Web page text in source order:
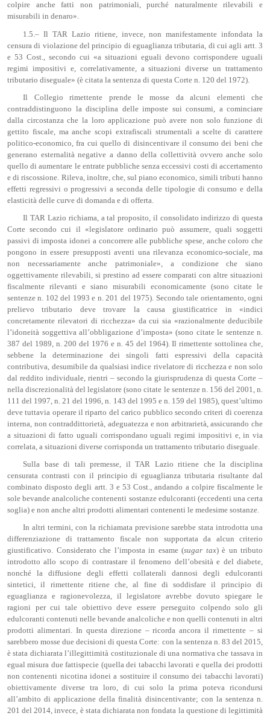
colpire anche fatti non patrimoniali, purché naturalmente rilevabili e
misurabili in denaro».
1.5.– Il TAR Lazio ritiene, invece, non manifestamente infondata la
censura di violazione del principio di eguaglianza tributaria, di cui agli artt. 3
e 53 Cost., secondo cui «a situazioni eguali devono corrispondere uguali
regimi impositivi e, correlativamente, a situazioni diverse un trattamento
tributario diseguale» (è citata la sentenza di questa Corte n. 120 del 1972).
Il Collegio rimettente prende le mosse da alcuni elementi che
contraddistinguono la disciplina delle imposte sui consumi, a cominciare
dalla circostanza che la loro applicazione può avere non solo funzione di
gettito fiscale, ma anche scopi extrafiscali strumentali a scelte di carattere
politico-economico, fra cui quello di disincentivare il consumo dei beni che
generano esternalità negative a danno della collettività ovvero anche solo
quello di aumentare le entrate pubbliche senza eccessivi costi di accertamento
e di riscossione. Rileva, inoltre, che, sul piano economico, simili tributi hanno
effetti regressivi o progressivi a seconda delle tipologie di consumo e della
elasticità delle curve di domanda e di offerta.
Il TAR Lazio richiama, a tal proposito, il consolidato indirizzo di questa
Corte secondo cui il «legislatore ordinario può assumere, quali soggetti
passivi di imposta idonei a concorrere alle pubbliche spese, anche coloro che
pongono in essere presupposti aventi una rilevanza economico-sociale, ma
non necessariamente anche patrimoniale», a condizione che siano
oggettivamente rilevabili, si prestino ad essere comparati con altre situazioni
fiscalmente rilevanti e siano misurabili economicamente (sono citate le
sentenze n. 102 del 1993 e n. 201 del 1975). Secondo tale orientamento, ogni
prelievo tributario deve trovare la causa giustificatrice in «indici
concretamente rilevatori di ricchezza» da cui sia «razionalmente deducibile
l’idoneità soggettiva all’obbligazione d’imposta» (sono citate le sentenze n.
387 del 1989, n. 200 del 1976 e n. 45 del 1964). Il rimettente sottolinea che,
sebbene la determinazione dei singoli fatti espressivi della capacità
contributiva, desumibile da qualsiasi indice rivelatore di ricchezza e non solo
dal reddito individuale, rientri – secondo la giurisprudenza di questa Corte –
nella discrezionalità del legislatore (sono citate le sentenze n. 156 del 2001, n.
111 del 1997, n. 21 del 1996, n. 143 del 1995 e n. 159 del 1985), quest’ultimo
deve tuttavia operare il riparto del carico pubblico secondo criteri di coerenza
interna, non contraddittorietà, adeguatezza e non arbitrarietà, assicurando che
a situazioni di fatto uguali corrispondano uguali regimi impositivi e, in via
correlata, a situazioni diverse corrisponda un trattamento tributario diseguale.
Sulla base di tali premesse, il TAR Lazio ritiene che la disciplina
censurata contrasti con il principio di eguaglianza tributaria risultante dal
combinato disposto degli artt. 3 e 53 Cost., andando a colpire fiscalmente le
sole bevande analcoliche contenenti sostanze edulcoranti (eccedenti una certa
soglia) e non anche altri prodotti alimentari contenenti le medesime sostanze.
In altri termini, con la richiamata previsione sarebbe stata introdotta una
differenziazione di trattamento fiscale non supportata da alcun criterio
giustificativo. Considerato che l’imposta in esame (sugar tax) è un tributo
introdotto allo scopo di contrastare il fenomeno dell’obesità e del diabete,
nonché la diffusione degli effetti collaterali dannosi degli edulcoranti
sintetici, il rimettente ritiene che, al fine di soddisfare il principio di
eguaglianza e ragionevolezza, il legislatore avrebbe dovuto spiegare le
ragioni per cui tale obiettivo deve essere perseguito colpendo solo gli
edulcoranti contenuti nelle bevande analcoliche e non quelli contenuti in altri
prodotti alimentari. In questa direzione – ricorda ancora il rimettente – si
sarebbero mosse due decisioni di questa Corte: con la sentenza n. 83 del 2015,
è stata dichiarata l’illegittimità costituzionale di una normativa che tassava in
egual misura due fattispecie (quella dei tabacchi lavorati e quella dei prodotti
non contenenti nicotina idonei a sostituire il consumo dei tabacchi lavorati)
obiettivamente diverse tra loro, di cui solo la prima poteva ricondursi
all’ambito di applicazione della finalità disincentivante; con la sentenza n.
201 del 2014, invece, è stata dichiarata non fondata la questione di legittimità